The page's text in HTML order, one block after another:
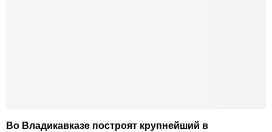
Во Владикавказе построят крупнейший в